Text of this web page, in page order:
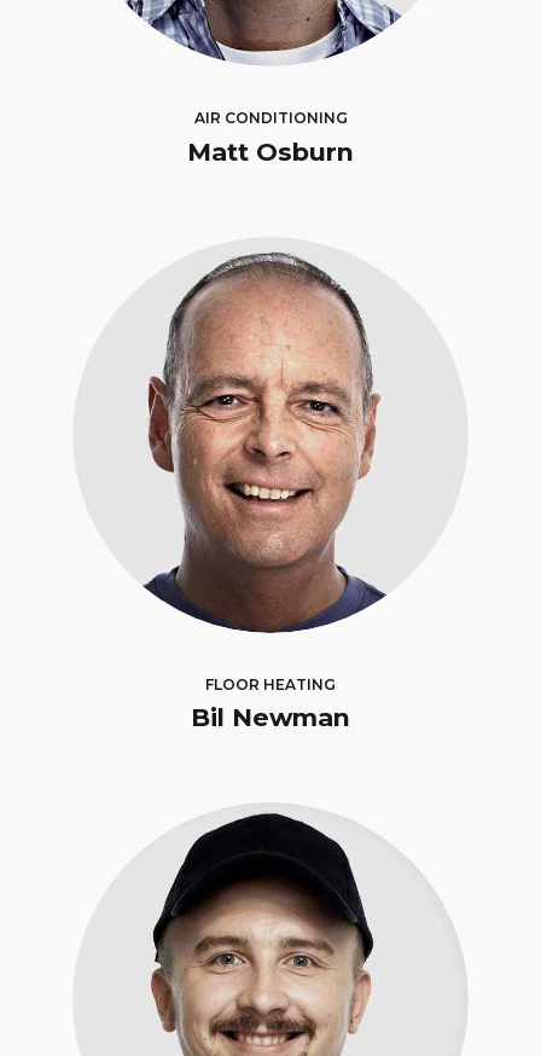
AIR CONDITIONING
Matt Osburn
FLOOR HEATING
Bil Newman